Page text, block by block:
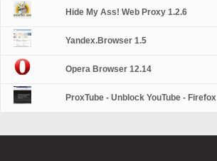
Hide My Ass! Web Proxy 1.2.6
Yandex.Browser 1.5
Opera Browser 12.14
ProxTube - Unblock YouTube - Firefox